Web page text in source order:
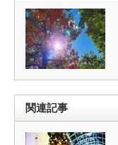
関連記事